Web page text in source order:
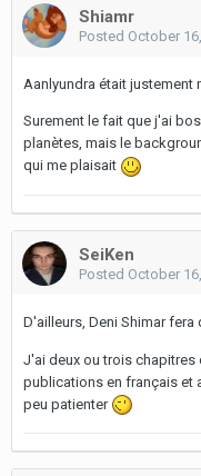
Shiamr
Posted October
Aanlyundra était justement
Surement le fait que j'ai
planètes, mais le
qui me plaisait
SeiKen
Posted October
D'ailleurs, Deni Shimar
J'ai deux ou trois chapitres
publications en français et
peu patienter